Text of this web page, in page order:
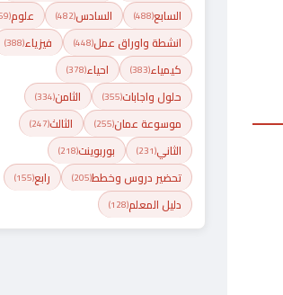
السابع(488) السادس(482) علوم(469)
انشطة واوراق عمل(448) فيزياء(388)
كيمياء(383) احياء(378)
حلول واجابات(355) الثامن(334)
موسوعة عمان(255) الثالث(247)
الثاني(231) بوربوينت(218)
تحضير دروس وخطط(205) رابع(155)
دليل المعلم(128)